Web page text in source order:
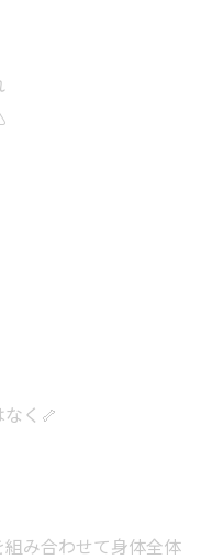
く🦴
み合わせて身体全体